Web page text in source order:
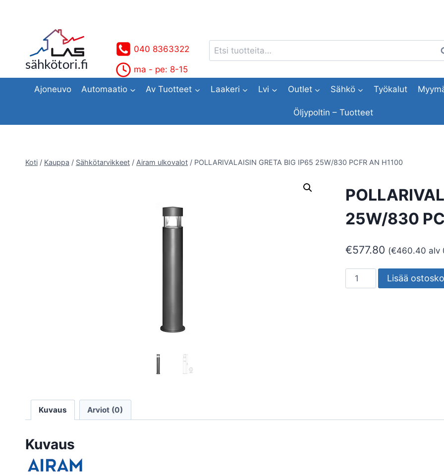
sähkötori.fi
040 8363322
ma - pe: 8-15
Etsi:
Ajoneuvo Automaatio Av Tuotteet Laakeri Lvi Outlet Sähkö Työkalut
Öljypoltin – Tuotteet
Koti / Kauppa / Sähkötarvikkeet / Airam ulkovalot / POLLARIVALAISIN GRETA BIG IP65 25W/830 PCFR AN H1100
25W/830
€577.80 (€460.40 alv
POLLARIVALAISIN
GRETA
Lisää
Kuvaus Arviot (0)
Kuvaus